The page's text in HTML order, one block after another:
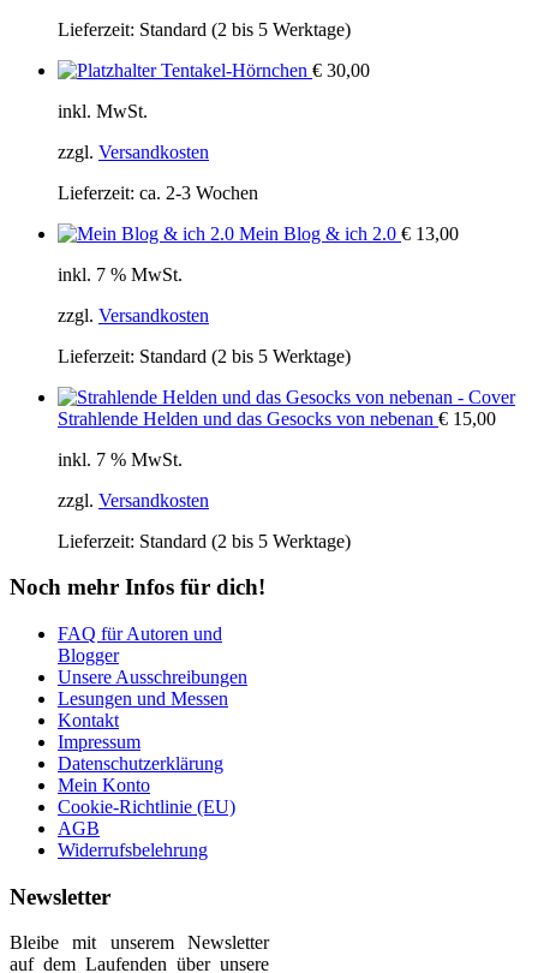
Lieferzeit: Standard (2 bis 5 Werktage)
Tentakel-Hörnchen € 30,00
inkl. MwSt.
zzgl. Versandkosten
Lieferzeit: ca. 2-3 Wochen
Mein Blog & ich 2.0 € 13,00
inkl. 7 % MwSt.
zzgl. Versandkosten
Lieferzeit: Standard (2 bis 5 Werktage)
Strahlende Helden und das Gesocks von nebenan € 15,00
inkl. 7 % MwSt.
zzgl. Versandkosten
Lieferzeit: Standard (2 bis 5 Werktage)
Noch mehr Infos für dich!
FAQ für Autoren und
Blogger
Unsere Ausschreibungen
Lesungen und Messen
Kontakt
Impressum
Datenschutzerklärung
Mein Konto
Cookie-Richtlinie (EU)
AGB
Widerrufsbelehrung
Newsletter
Bleibe mit unserem Newsletter
auf dem Laufenden über unsere